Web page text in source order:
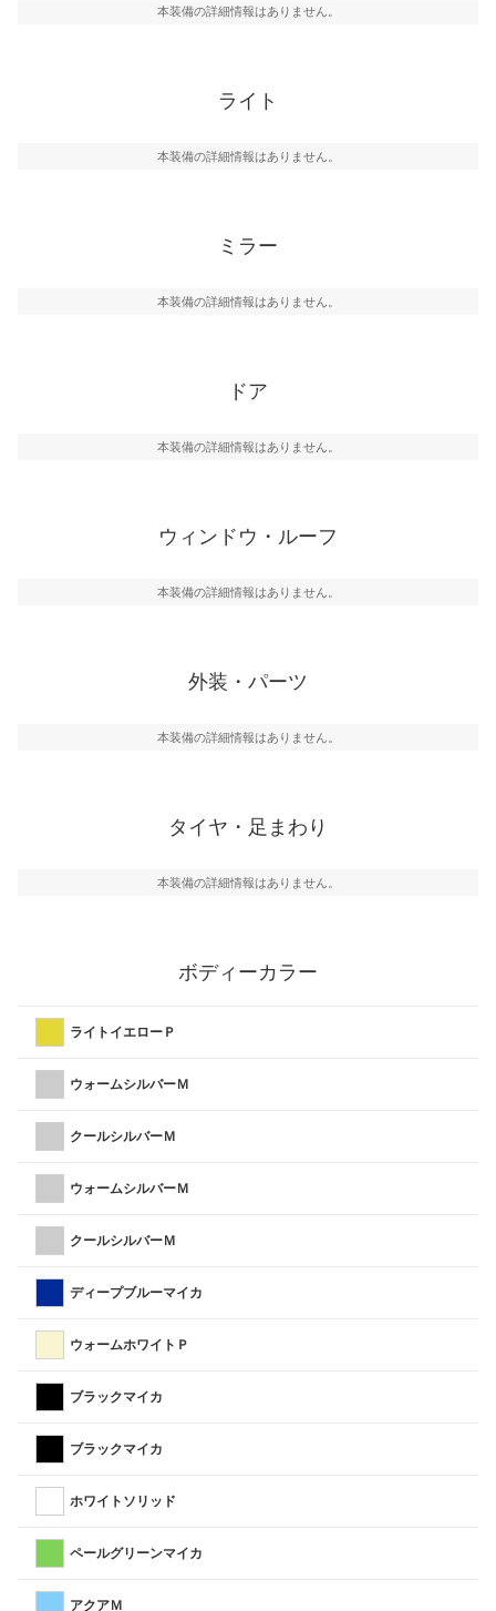
本装備の詳細情報はありません。
ライト
本装備の詳細情報はありません。
ミラー
本装備の詳細情報はありません。
ドア
本装備の詳細情報はありません。
ウィンドウ・ルーフ
本装備の詳細情報はありません。
外装・パーツ
本装備の詳細情報はありません。
タイヤ・足まわり
本装備の詳細情報はありません。
ボディーカラー
ライトイエローＰ
ウォームシルバーＭ
クールシルバーＭ
ウォームシルバーＭ
クールシルバーＭ
ディープブルーマイカ
ウォームホワイトＰ
ブラックマイカ
ブラックマイカ
ホワイトソリッド
ペールグリーンマイカ
アクアＭ